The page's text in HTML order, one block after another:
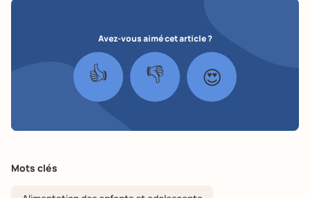
Avez-vous aimé cet article ?
👍 👎 😍
Mots clés